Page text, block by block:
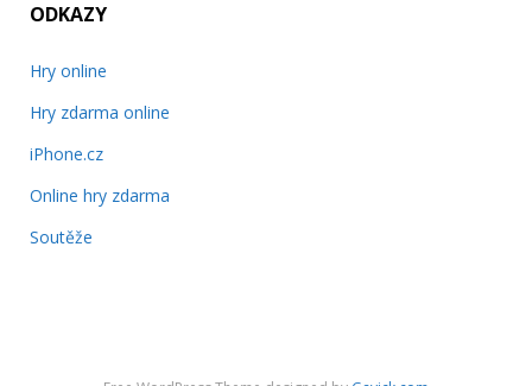
ODKAZY
Hry online
Hry zdarma online
iPhone.cz
Online hry zdarma
Soutěže